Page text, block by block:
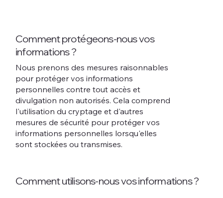
Comment protégeons-nous vos
informations ?
Nous prenons des mesures raisonnables
pour protéger vos informations
personnelles contre tout accès et
divulgation non autorisés. Cela comprend
l'utilisation du cryptage et d'autres
mesures de sécurité pour protéger vos
informations personnelles lorsqu'elles
sont stockées ou transmises.
Comment utilisons-nous vos informations ?